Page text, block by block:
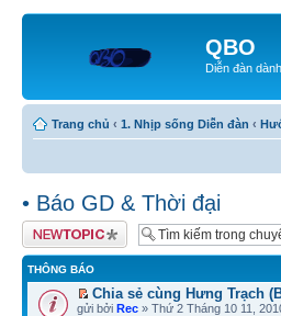
QBO
Diễn đàn
Trang chủ ‹ 1. Nhịp sống Diễn đàn ‹
• Báo GD & Thời đại
Tạo chủ đề mới
THÔNG BÁO
Chia sẻ cùng Hưng Trạch
gửi bởi Rec » Thứ 2 Tháng 10 11,